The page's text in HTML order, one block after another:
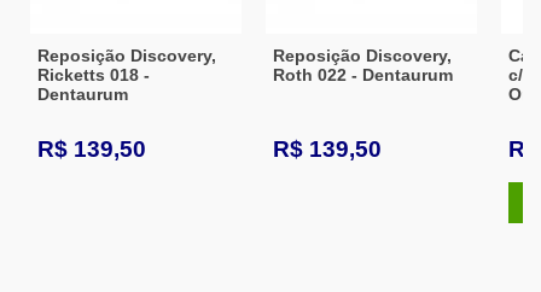
Reposição Discovery,
Ricketts 018 -
Dentaurum
R$ 139,50
Reposição Discovery,
Roth 022 - Dentaurum
R$ 139,50
c/